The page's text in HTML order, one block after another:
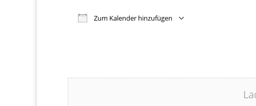
Zum Kalender hinzufügen